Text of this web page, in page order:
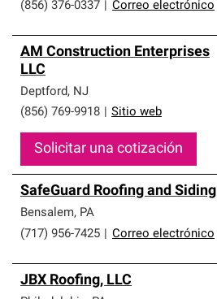
(856) 376-0337
Correo electrónico
AM Construction Enterprises
LLC
Deptford, NJ
(856) 769-9918
Sitio web
Solicitar una cotización
SafeGuard Roofing and Siding
Bensalem, PA
(717) 956-7425
Correo electrónico
JBX Roofing, LLC